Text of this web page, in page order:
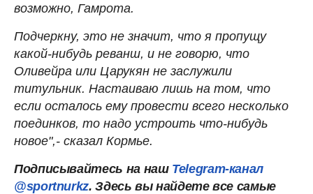
возможно, Гамрота.
Подчеркну, это не значит, что я пропущу
какой-нибудь реванш, и не говорю, что
Оливейра или Царукян не заслужили
титульник. Настаиваю лишь на том, что
если осталось ему провести всего несколько
поединков, то надо устроить что-нибудь
новое",- сказал Кормье.
Подписывайтесь на наш Telegram-канал
@sportnurkz. Здесь вы найдете все самые